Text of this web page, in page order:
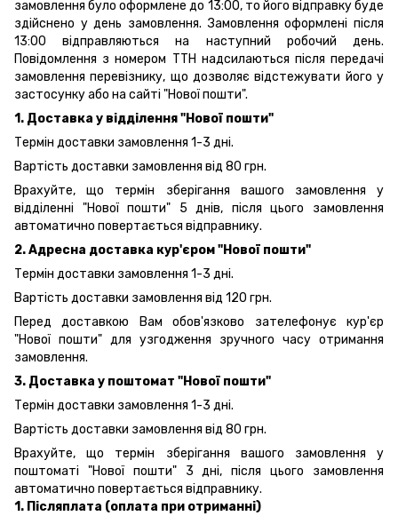
замовлення було оформлене до 13:00, то його відправку буде
здійснено у день замовлення. Замовлення оформлені після
13:00 відправляються на наступний робочий день.
Повідомлення з номером ТТН надсилаються після передачі
замовлення перевізнику, що дозволяє відстежувати його у
застосунку або на сайті "Нової пошти".
1. Доставка у відділення "Нової пошти"
Термін доставки замовлення 1-3 дні.
Вартість доставки замовлення від 80 грн.
Врахуйте, що термін зберігання вашого замовлення у
відділенні "Нової пошти" 5 днів, після цього замовлення
автоматично повертається відправнику.
2. Адресна доставка кур'єром "Нової пошти"
Термін доставки замовлення 1-3 дні.
Вартість доставки замовлення від 120 грн.
Перед доставкою Вам обов'язково зателефонує кур'єр
"Нової пошти" для узгодження зручного часу отримання
замовлення.
3. Доставка у поштомат "Нової пошти"
Термін доставки замовлення 1-3 дні.
Вартість доставки замовлення від 80 грн.
Врахуйте, що термін зберігання вашого замовлення у
поштоматі "Нової пошти" 3 дні, після цього замовлення
автоматично повертається відправнику.
1. Післяплата (оплата при отриманні)